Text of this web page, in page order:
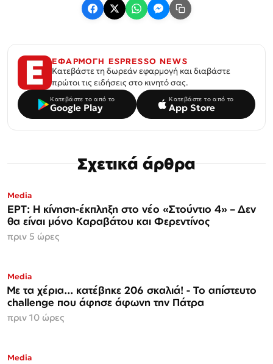
ΕΦΑΡΜΟΓΗ ESPRESSO NEWS
Κατεβάστε τη δωρεάν εφαρμογή και διαβάστε
πρώτοι τις ειδήσεις στο κινητό σας.
Κατεβάστε το από το
Google Play
Κατεβάστε το από το
App Store
Σχετικά άρθρα
Media
ΕΡΤ: Η κίνηση-έκπληξη στο νέο «Στούντιο 4» – Δεν
θα είναι μόνο Καραβάτου και Φερεντίνος
πριν 5 ώρες
Media
Με τα χέρια... κατέβηκε 206 σκαλιά! - Το απίστευτο
challenge που άφησε άφωνη την Πάτρα
πριν 10 ώρες
Media